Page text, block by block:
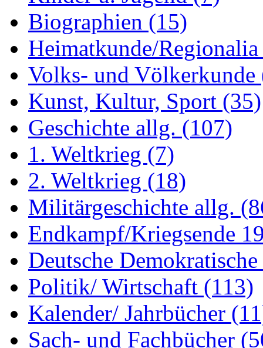
Biographien (15)
Heimatkunde/
Volks- und Völkerkunde
Kunst, Kultur, Sport (35)
Geschichte allg. (107)
1. Weltkrieg (7)
2. Weltkrieg (18)
Militärgeschichte allg.
Endkampf/Kriegsende
Deutsche
Politik/ Wirtschaft (113)
Kalender/ Jahrbücher
Sach- und Fachbücher